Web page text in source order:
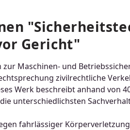
Gericht"
Maschinen- und
zivilrechtliche
Werk beschreibt anhand von
unterschiedlichsten
fahrlässiger